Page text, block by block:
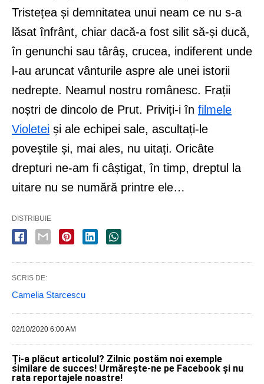
Tristețea și demnitatea unui neam ce nu s-a
lăsat înfrânt, chiar dacă-a fost silit să-și ducă,
în genunchi sau târâș, crucea, indiferent unde
l-au aruncat vânturile aspre ale unei istorii
nedrepte. Neamul nostru românesc. Frații
noștri de dincolo de Prut. Priviți-i în filmele
Violetei și ale echipei sale, ascultați-le
poveștile și, mai ales, nu uitați. Oricâte
drepturi ne-am fi câștigat, în timp, dreptul la
uitare nu se numără printre ele…
DISTRIBUIE
SCRIS DE:
Camelia Starcescu
02/10/2020 6:00 AM
Ți-a plăcut articolul? Zilnic postăm noi exemple
similare de succes! Urmărește-ne pe Facebook și nu
rata reportajele noastre!